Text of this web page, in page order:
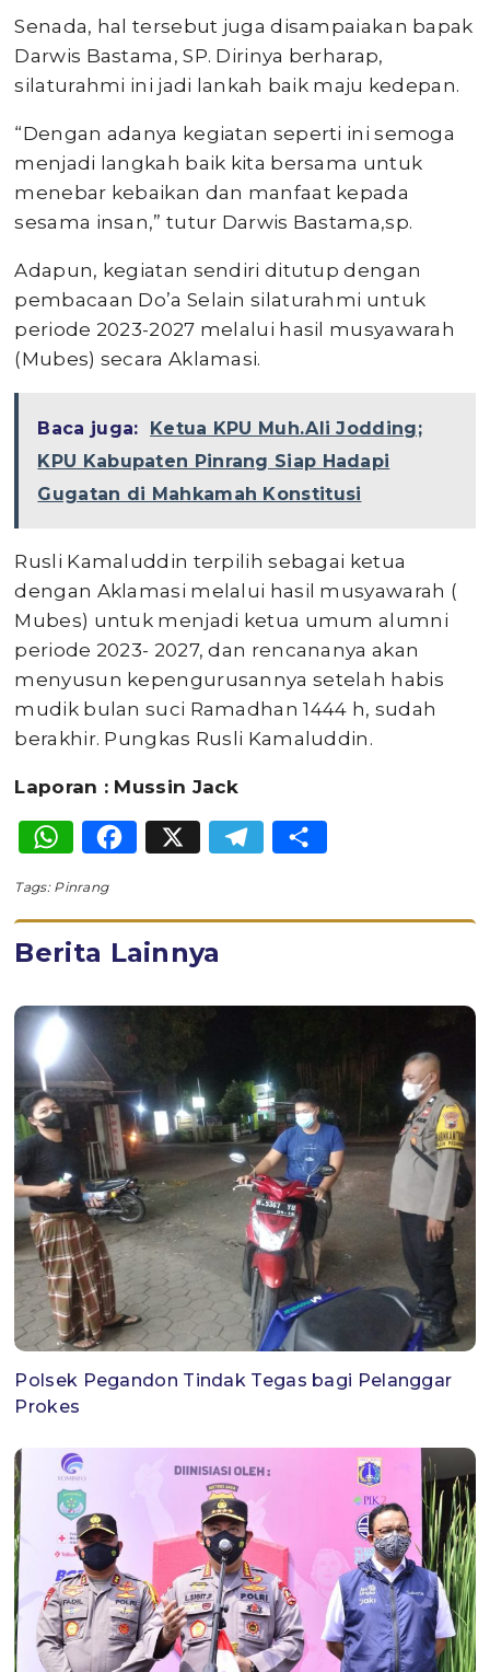
Senada, hal tersebut juga disampaiakan bapak
Darwis Bastama, SP. Dirinya berharap,
silaturahmi ini jadi lankah baik maju kedepan.
“Dengan adanya kegiatan seperti ini semoga
menjadi langkah baik kita bersama untuk
menebar kebaikan dan manfaat kepada
sesama insan,” tutur Darwis Bastama,sp.
Adapun, kegiatan sendiri ditutup dengan
pembacaan Do’a Selain silaturahmi untuk
periode 2023-2027 melalui hasil musyawarah
(Mubes) secara Aklamasi.
Baca juga:
Ketua KPU Muh.Ali Jodding;
KPU Kabupaten Pinrang Siap Hadapi
Gugatan di Mahkamah Konstitusi
Rusli Kamaluddin terpilih sebagai ketua
dengan Aklamasi melalui hasil musyawarah (
Mubes) untuk menjadi ketua umum alumni
periode 2023- 2027, dan rencananya akan
menyusun kepengurusannya setelah habis
mudik bulan suci Ramadhan 1444 h, sudah
berakhir. Pungkas Rusli Kamaluddin.
Laporan : Mussin Jack
WhatsApp
Facebook
X Telegram
Tags: Pinrang
Berita Lainnya
Polsek Pegandon Tindak Tegas bagi Pelanggar
Prokes